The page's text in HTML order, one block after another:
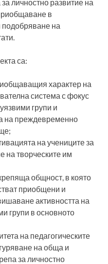
личностно развитие на
в
на
са:
характер на
система с фокус
групи и
на преждевременно
на учениците за
на творческите им
общност, в която
приобщени и
активността на
групи в основното
на педагогическите
на обща и
за личностно